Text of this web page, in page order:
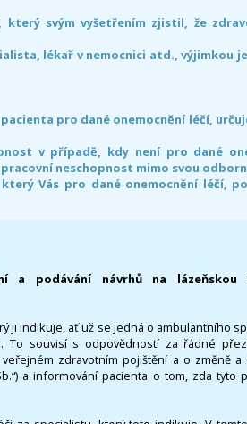
který svým vyšetřením zjistil, že
lékař v nemocnici atd., výjimkou
pro dané onemocnění léčí,
v případě, kdy není pro dané
neschopnost mimo svou
Vás pro dané onemocnění léčí,
a podávání návrhů na lázeňskou
ji indikuje, ať už se jedná o ambulantního
To souvisí s odpovědností za řádné
zdravotním pojištění a o změně a
a informování pacienta o tom, zda tyto